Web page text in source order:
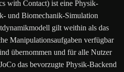
with Contact) ist eine Physik-
und Biomechanik-Simulation
gilt weithin als das
Manipulationsaufgaben verfügbar
übernommen und für alle Nutzer
das bevorzugte Physik-Backend